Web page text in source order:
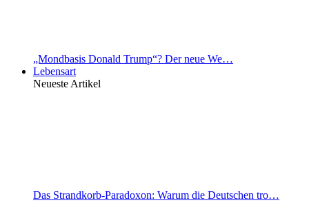
„Mondbasis Donald Trump“? Der neue We…
Lebensart
Neueste Artikel
Das Strandkorb-Paradoxon: Warum die Deutschen tro…